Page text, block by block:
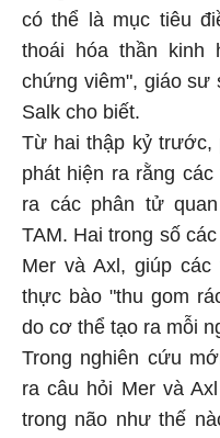
có thể là mục tiêu
thoái hóa thần kinh
chứng viêm", giáo sư
Salk cho biết.
Từ hai thập kỷ trước,
phát hiện ra rằng
ra các phân tử
TAM. Hai trong số
Mer và Axl, giúp
thực bào "thu gom
do cơ thể tạo ra mỗi
Trong nghiên cứu
ra câu hỏi Mer và
trong não như thế